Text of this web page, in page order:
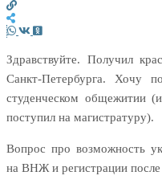
Здравствуйте. Получил
Санкт-Петербурга.
студенческом общежитии
поступил на магистратуру).
Вопрос про возможность
на ВНЖ и регистрации после